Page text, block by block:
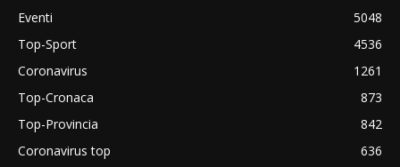
Eventi
5048
Top-Sport
4536
Coronavirus
1261
Top-Cronaca
873
Top-Provincia
842
Coronavirus top
636